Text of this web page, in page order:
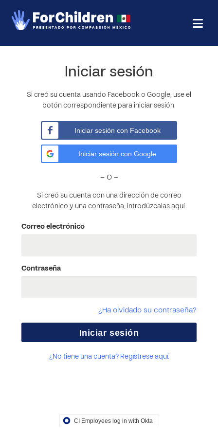
Iniciar sesión
Si creó su cuenta usando Facebook o Google, use el
botón correspondiente para iniciar sesión.
Iniciar sesión con Facebook
Iniciar sesión con Google
– O –
Si creó su cuenta con una dirección de correo
electrónico y una contraseña, introdúzcalas aquí.
Correo electrónico
Contraseña
¿Ha olvidado su contraseña?
¿No tiene una cuenta? Regístrese aquí.
CI Employees log in with Okta